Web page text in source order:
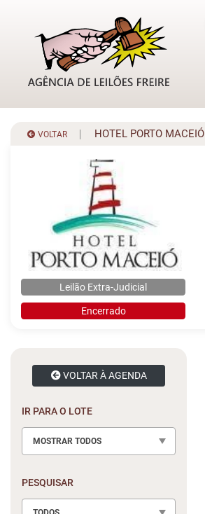
VOLTAR HOTEL PORTO MACEIÓ
Leilão Extra-Judicial
Encerrado
VOLTAR À AGENDA
IR PARA O LOTE
MOSTRAR TODOS
PESQUISAR